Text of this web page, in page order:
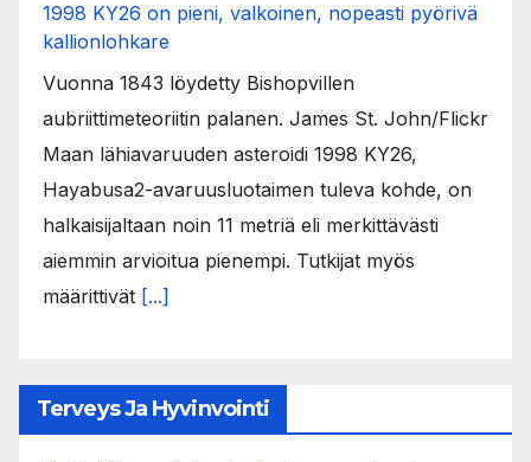
1998 KY26 on pieni, valkoinen, nopeasti pyörivä
kallionlohkare
Vuonna 1843 löydetty Bishopvillen
aubriittimeteoriitin palanen. James St. John/Flickr
Maan lähiavaruuden asteroidi 1998 KY26,
Hayabusa2-avaruusluotaimen tuleva kohde, on
halkaisijaltaan noin 11 metriä eli merkittävästi
aiemmin arvioitua pienempi. Tutkijat myös
määrittivät [...]
Terveys Ja Hyvinvointi